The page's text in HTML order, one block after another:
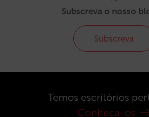
Subscreva o nosso
Subscreva
Temos escritórios
Conheça-os